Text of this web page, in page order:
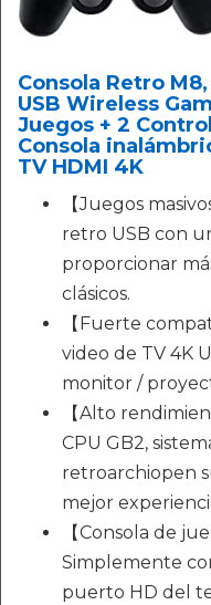
Consola Retro
USB Wireless
Juegos + 2
Consola
TV HDMI 4K
【Juegos
retro USB con
proporcionar
clásicos.
【Fuerte
video de TV 4K
monitor /
【Alto
CPU GB2,
retroarchiopen
mejor
【Consola de
Simplemente
puerto HD del